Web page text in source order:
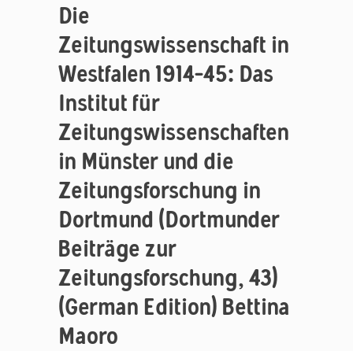
Die
Zeitungswissenschaft in
Westfalen 1914–45: Das
Institut für
Zeitungswissenschaften
in Münster und die
Zeitungsforschung in
Dortmund (Dortmunder
Beiträge zur
Zeitungsforschung, 43)
(German Edition) Bettina
Maoro